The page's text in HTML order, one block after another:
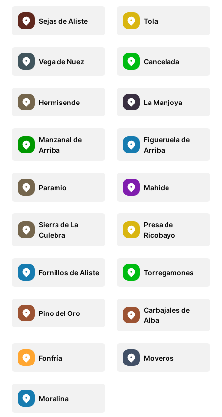
Sejas de Aliste Tola
Vega de Nuez Cancelada
Hermisende La Manjoya
Manzanal de
Arriba
Figueruela de
Arriba
Paramio Mahide
Sierra de La
Culebra
Presa de
Ricobayo
Fornillos de Aliste Torregamones
Pino del Oro
Carbajales de
Alba
Fonfría Moveros
Moralina